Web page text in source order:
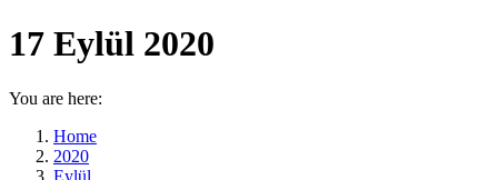
17 Eylül 2020
You are here:
Home
2020
Eylül